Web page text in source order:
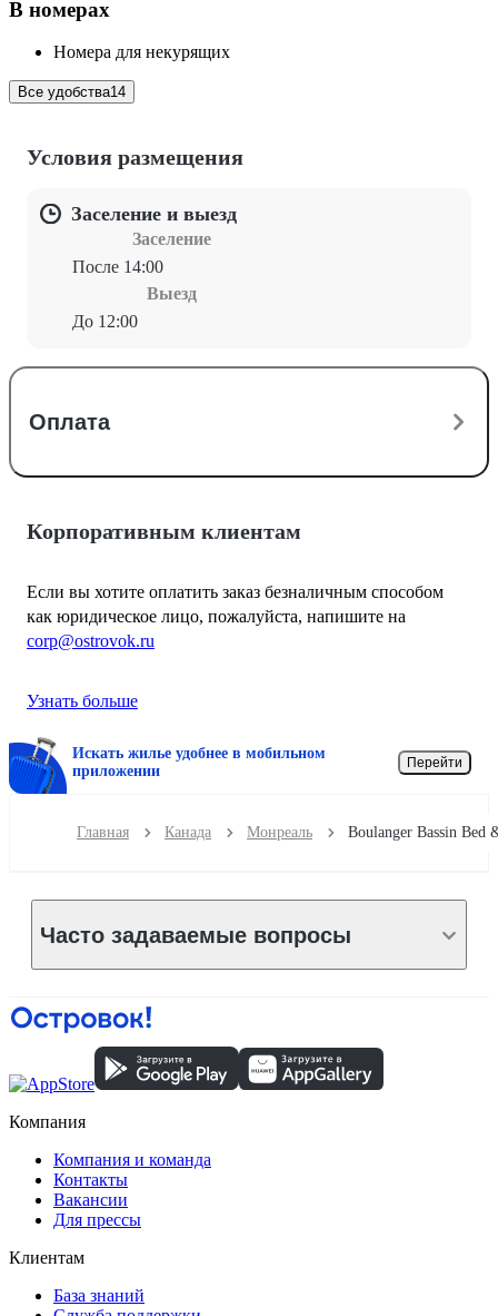
В номерах
Номера для некурящих
Все удобства14
Условия размещения
Заселение и выезд
Заселение
После 14:00
Выезд
До 12:00
Оплата
Корпоративным клиентам
Если вы хотите оплатить заказ безналичным способом
как юридическое лицо, пожалуйста, напишите на
corp@ostrovok.ru
Узнать больше
Искать жилье удобнее в мобильном
приложении
Перейти
Главная Канада Монреаль
Часто задаваемые вопросы
Компания
Компания и команда
Контакты
Вакансии
Для прессы
Клиентам
База знаний